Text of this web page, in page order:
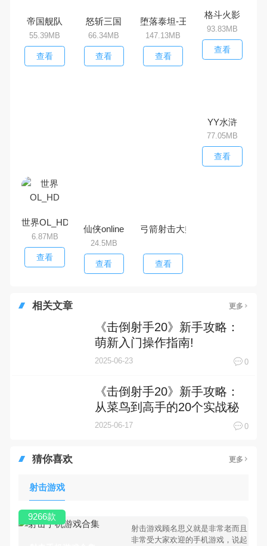
帝国舰队
55.39MB
查看
怒斩三国
66.34MB
查看
堕落泰坦-王者归来
147.13MB
查看
格斗火影
93.83MB
查看
YY水浒
77.05MB
查看
世界OL_HD
6.87MB
查看
仙侠online
24.5MB
查看
弓箭射击大师
查看
相关文章 更多
《击倒射手20》新手攻略：
萌新入门操作指南!
2025-06-23 0
《击倒射手20》新手攻略：
从菜鸟到高手的20个实战秘
籍
2025-06-17 0
猜你喜欢 更多
射击游戏
射击游戏顾名思义就是非常老而且
非常受大家欢迎的手机游戏，说起
9266款